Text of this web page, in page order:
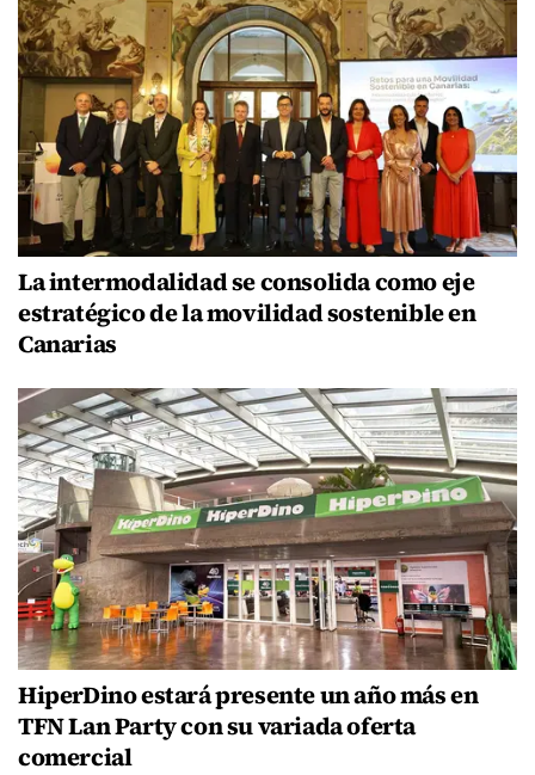
La intermodalidad se consolida como eje
estratégico de la movilidad sostenible en
Canarias
HiperDino estará presente un año más en
TFN Lan Party con su variada oferta
comercial